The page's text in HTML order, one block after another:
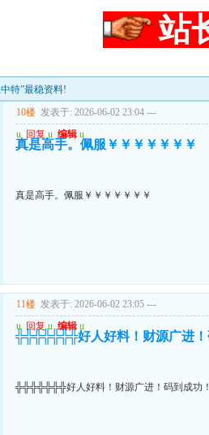
站
特”最稳资料!
10楼 发表于: 2026-06-02 23:04 ---
u 回复 u 编辑 u
真是高手。佩服￥￥￥￥￥￥￥
真是高手。佩服￥￥￥￥￥￥￥
11楼 发表于: 2026-06-02 23:05 ---
u 回复 u 编辑 u
╬╬╬╬╬╬╬好人好料！财源广进！
╬╬╬╬╬╬╬好人好料！财源广进！码到成功